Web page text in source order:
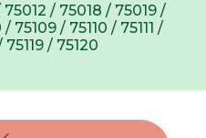
/ 75018 / 75019 /
/ 75110 / 75111 /
75119 / 75120